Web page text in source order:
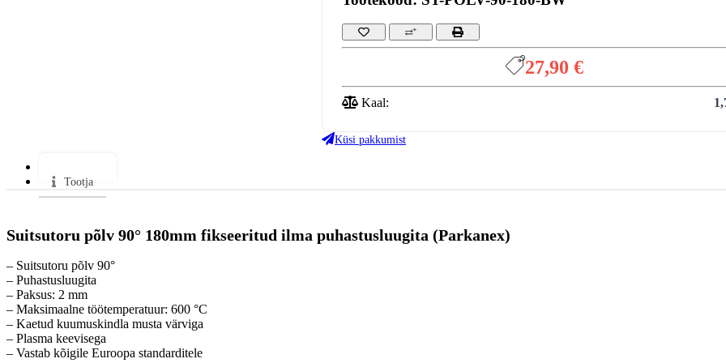
27,90 €
Kaal:
Küsi pakkumist
Tootja
Suitsutoru põlv 90° 180mm fikseeritud ilma puhastusluugita (Parkanex)
– Suitsutoru põlv 90°
– Puhastusluugita
– Paksus: 2 mm
– Maksimaalne töötemperatuur: 600 °C
– Kaetud kuumuskindla musta värviga
– Plasma keevisega
– Vastab kõigile Euroopa standarditele